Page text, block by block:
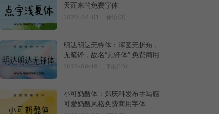
天而来的免费字体
2020-04-01 评论(3)
明达明达无锋体：浑圆无折角，
无笔锋，故名“无锋体” 免费商用
2022-06-18 评论(10)
小可奶酪体：郑庆科发布手写感
可爱奶酪风格免费商用字体